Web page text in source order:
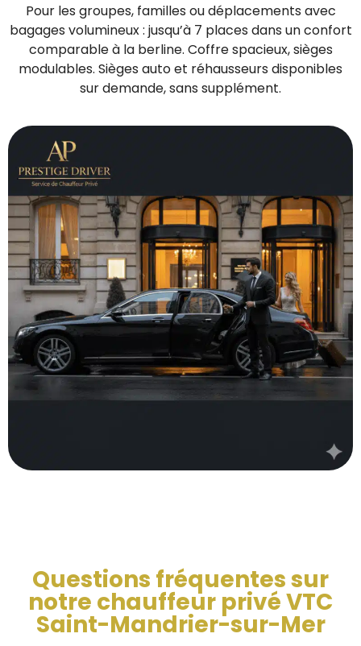
Pour les groupes, familles ou déplacements avec
bagages volumineux : jusqu’à 7 places dans un confort
comparable à la berline. Coffre spacieux, sièges
modulables. Sièges auto et réhausseurs disponibles
sur demande, sans supplément.
Questions fréquentes sur
notre chauffeur privé VTC
Saint-Mandrier-sur-Mer